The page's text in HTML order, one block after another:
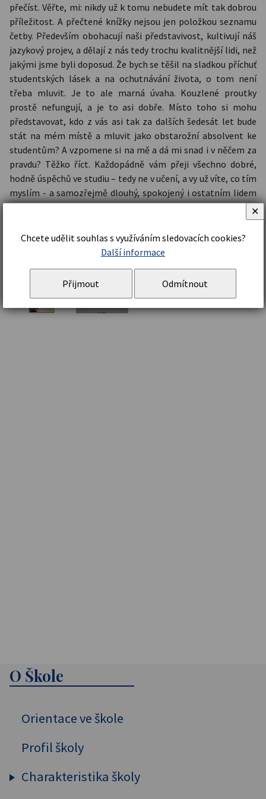
přečíst. Věřte, mi: nikdy už k tomu nebudete mít tak dobrou
příležitost. A přečtené knížky nejsou jen položkou seznamu
četby. Především obohacují naši představivost, kultivují náš
jazykový projev, a dělají z nás tedy trochu kvalitnější lidi, než
jakými jsme byli doposud. Že bych se těšil na sladkou příchuť
studentských lásek a na ochutnávání života, o tom není
třeba mluvit. Je to ale marná úvaha. Kouzlené proutky
prostě nefungují, a je to asi dobře. Místo toho si mohu
představovat, kdo z vás asi tak za dalších šedesát let bude
stát na mém místě a mluvit jako obstarožní absolvent ke
studentům? A vzpomene si na mě a dá mi snad i v něčem za
pravdu? Těžko říct. Každopádně vám přeji všechno dobré,
hodně úspěchů ve studiu – tedy ne v učení, a vy už víte, co tím
myslím - a samozřejmě dlouhý, spokojený i ostatním lidem
prospěšný život.
O Škole
Orientace ve škole
Profil školy
Charakteristika školy
Chcete udělit souhlas s využíváním sledovacích cookies?
Další informace
Přijmout Odmítnout
✕